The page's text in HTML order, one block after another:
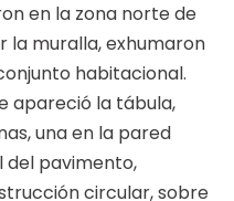
en la zona norte de
muralla, exhumaron
habitacional.
apareció la tábula,
una en la pared
del pavimento,
circular, sobre